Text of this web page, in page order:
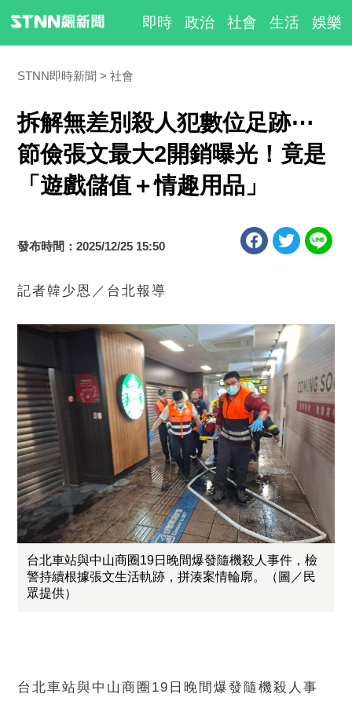
即時 政治 社會 生活 娛樂
STNN即時新聞 社會
拆解無差別殺人犯數位足跡⋯
節儉張文最大2開銷曝光！竟是
「遊戲儲值＋情趣用品」
發布時間：2025/12/25 15:50
記者韓少恩／台北報導
台北車站與中山商圈19日晚間爆發隨機殺人事件，檢
警持續根據張文生活軌跡，拼湊案情輪廓。（圖／民
眾提供）
台北車站與中山商圈19日晚間爆發隨機殺人事